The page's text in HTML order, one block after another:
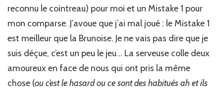
reconnu le cointreau) pour moi et un Mistake 1 pour
mon comparse. J’avoue que j’ai mal joué : le Mistake 1
est meilleur que la Brunoise. Je ne vais pas dire que je
suis déçue, c’est un peu le jeu… La serveuse colle deux
amoureux en face de nous qui ont pris la même
chose (ou c’est le hasard ou ce sont des habitués ah et ils